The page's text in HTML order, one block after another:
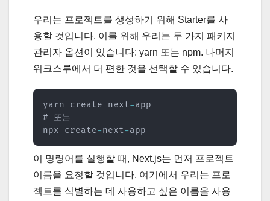
우리는 프로젝트를 생성하기 위해 Starter를 사
용할 것입니다. 이를 위해 우리는 두 가지 패키지
관리자 옵션이 있습니다: yarn 또는 npm. 나머지
워크스루에서 더 편한 것을 선택할 수 있습니다.
yarn create next-app
# 또는
npx create-next-app
이 명령어를 실행할 때, Next.js는 먼저 프로젝트
이름을 요청할 것입니다. 여기에서 우리는 프로
젝트를 식별하는 데 사용하고 싶은 이름을 사용